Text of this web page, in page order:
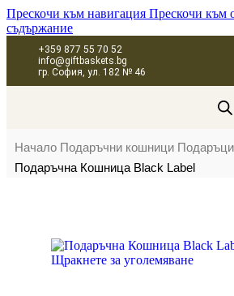
Прескочи към навигация Прескочи към
съдържание
+359 877 55 70 52
info@giftbaskets.bg
гр. София, ул. 182 № 46
Начало Подаръчни кошници
Подаръчна Кошница Black Label
Щракнете за уголемяване